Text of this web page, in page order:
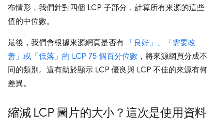
布情形，我們針對四個 LCP 子部分，計算所有來源的這些
值的中位數。
最後，我們會根據來源網頁是否有
「良好」、「需要改
善」或「低落」的 LCP 75 個百分位數 ，將來源網頁分成不
同的類別。這有助於顯示 LCP 優良與 LCP 不佳的來源有何
差異。
縮減 LCP 圖片的大小？這次是使用資料